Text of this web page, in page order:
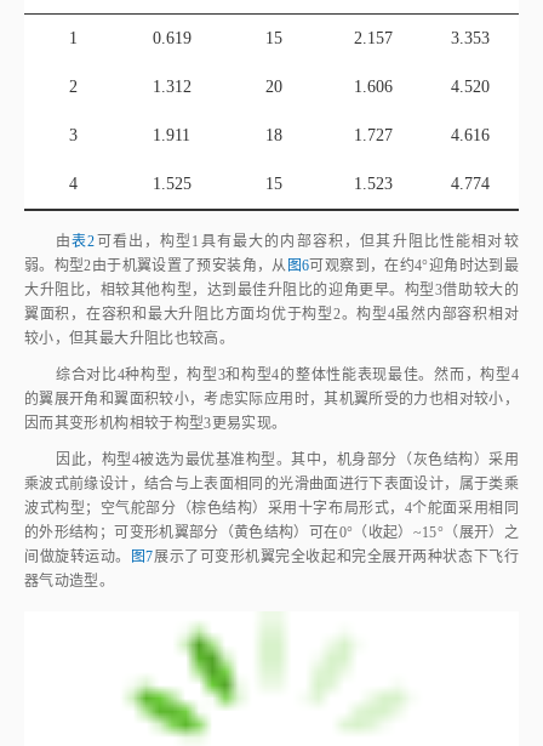
1 0.619 15 2.157 3.353
2 1.312 20 1.606 4.520
3 1.911 18 1.727 4.616
4 1.525 15 1.523 4.774
由表2 可看出，构型1具有最大的内部容积，但其升阻比性能相对较
弱。构型2由于机翼设置了预安装角，从图6可观察到，在约4°迎角时达到最
大升阻比，相较其他构型，达到最佳升阻比的迎角更早。构型3借助较大的
翼面积，在容积和最大升阻比方面均优于构型2。构型4虽然内部容积相对
较小，但其最大升阻比也较高。
综合对比4种构型，构型3和构型4的整体性能表现最佳。然而，构型4
的翼展开角和翼面积较小，考虑实际应用时，其机翼所受的力也相对较小，
因而其变形机构相较于构型3更易实现。
因此，构型4被选为最优基准构型。其中，机身部分（灰色结构）采用
乘波式前缘设计，结合与上表面相同的光滑曲面进行下表面设计，属于类乘
波式构型；空气舵部分（棕色结构）采用十字布局形式，4个舵面采用相同
的外形结构；可变形机翼部分（黄色结构）可在0°（收起）~15°（展开）之
间做旋转运动。 图7展示了可变形机翼完全收起和完全展开两种状态下飞行
器气动造型。